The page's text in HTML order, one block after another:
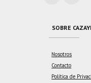
SOBRE
Nosotros
Contacto
Política de